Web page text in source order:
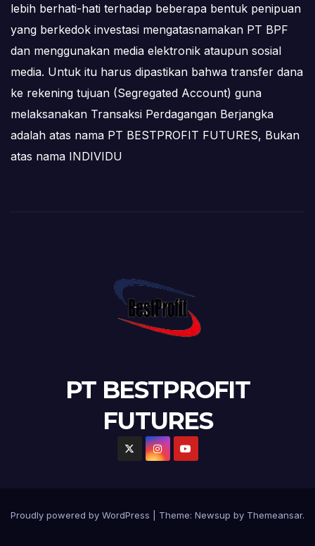
lebih berhati-hati terhadap beberapa bentuk penipuan
yang berkedok investasi mengatasnamakan PT BPF
dan menggunakan media elektronik ataupun sosial
media. Untuk itu harus dipastikan bahwa transfer dana
ke rekening tujuan (Segregated Account) guna
melaksanakan Transaksi Perdagangan Berjangka
adalah atas nama PT BESTPROFIT FUTURES, Bukan
atas nama INDIVIDU
PT BESTPROFIT
FUTURES
Proudly powered by WordPress Theme: Newsup by Themeansar.